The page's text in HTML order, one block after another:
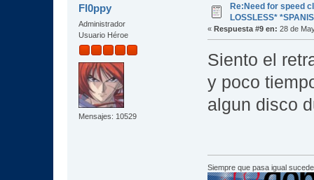
Fl0ppy
Administrador
Usuario Héroe
Mensajes: 10529
Re:Need for speed
LOSSLESS*
« Respuesta #9 en: 28 de
Siento el
y poco
algun disco
Siempre que pasa igual